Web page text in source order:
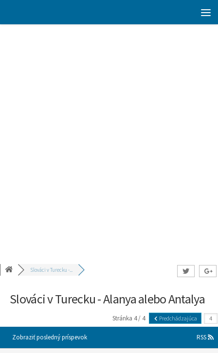
Slováci v Turecku -...
Slováci v Turecku - Alanya alebo Antalya
Stránka 4 / 4 Predchádzajúca
Zobraziť posledný príspevok RSS